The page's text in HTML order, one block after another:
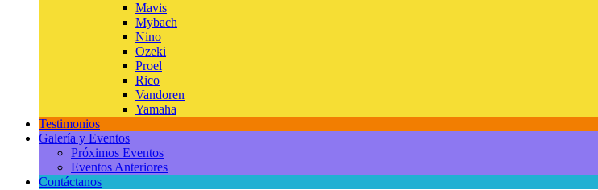
Mavis
Mybach
Nino
Ozeki
Proel
Rico
Vandoren
Yamaha
Testimonios
Galería y Eventos
Próximos Eventos
Eventos Anteriores
Contáctanos